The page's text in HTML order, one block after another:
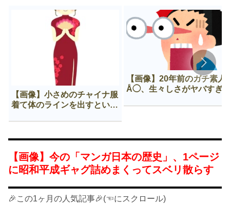
【画像】小さめのチャイナ服
着て体のラインを出すという
【画像】20年前のガチ素人
Å◯、生々しさがヤバすぎ
【画像】今の「マンガ日本の歴史」、1ページ
に昭和平成ギャグ詰めまくってスベリ散らす
🎉この1ヶ月の人気記事🎉(☜にスクロール)